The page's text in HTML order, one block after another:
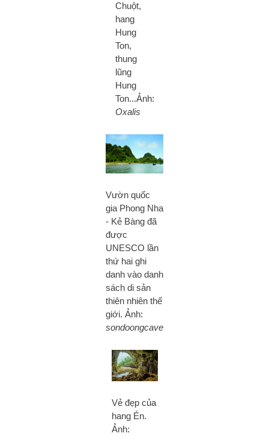
Chuột,
hang
Hung
Ton,
thung
lũng
Hung
Ton...Ảnh:
Oxalis
Vườn quốc
gia Phong Nha
- Kẻ Bàng đã
được
UNESCO lần
thứ hai ghi
danh vào danh
sách di sản
thiên nhiên thế
giới. Ảnh:
sondoongcave
Vẻ đẹp của
hang Én.
Ảnh: